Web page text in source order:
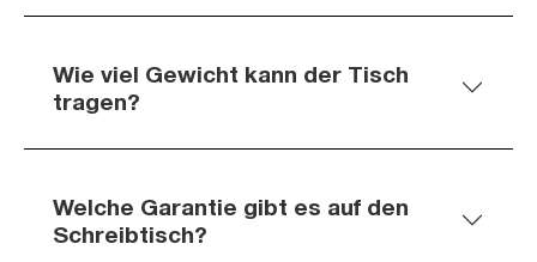
Wie viel Gewicht kann der Tisch
tragen?
Welche Garantie gibt es auf den
Schreibtisch?